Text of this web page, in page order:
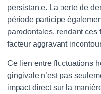
persistante. La perte de
période participe
parodontales, rendant ces
facteur aggravant
Ce lien entre fluctuations
gingivale n’est pas
impact direct sur la